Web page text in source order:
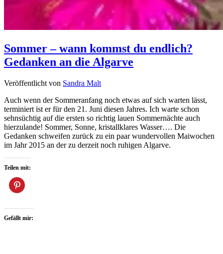
Sommer – wann kommst du endlich?
Gedanken an die Algarve
Veröffentlicht von Sandra Malt
Auch wenn der Sommeranfang noch etwas auf sich warten lässt,
terminiert ist er für den 21. Juni diesen Jahres. Ich warte schon
sehnsüchtig auf die ersten so richtig lauen Sommernächte auch
hierzulande! Sommer, Sonne, kristallklares Wasser…. Die
Gedanken schweifen zurück zu ein paar wundervollen Maiwochen
im Jahr 2015 an der zu derzeit noch ruhigen Algarve.
Teilen mit:
Gefällt mir: